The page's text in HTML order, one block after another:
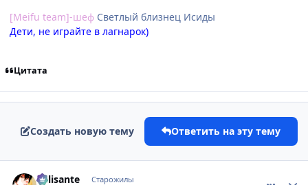
[Meifu team]-шеф Cветлый близнец Исиды
Дети, не играйте в лагнарок)
Цитата
Создать новую тему Ответить на эту тему
Milisante Старожилы